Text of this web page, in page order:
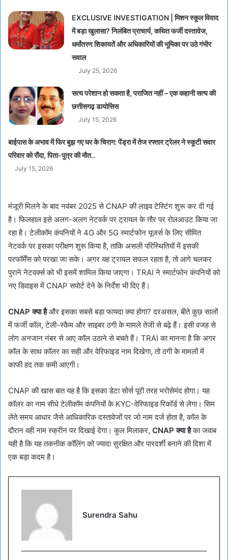
EXCLUSIVE INVESTIGATION | मिशन स्कूल विवाद
में बड़ा खुलासा? निलंबित प्राचार्य, कथित फर्जी दस्तावेज,
धर्मांतरण शिकायतें और अधिकारियों की भूमिका पर उठे गंभीर
सवाल
July 25, 2026
सत्य परेशान हो सकता है, पराजित नहीं – एक कहानी सत्य की
छत्तीसगढ़ डायोसिस
July 15, 2026
बाईपास के अभाव में फिर बुझ गए घर के चिराग: पेंड्रा में तेज रफ्तार ट्रेलर ने स्कूटी सवार
परिवार को रौंदा, पिता-पुत्र की मौत..
July 15, 2026
मंजूरी मिलने के बाद नवंबर 2025 से CNAP की लाइव टेस्टिंग शुरू कर दी गई
है। फिलहाल इसे अलग-अलग नेटवर्क पर ट्रायल के तौर पर रोलआउट किया जा
रहा है। टेलीकॉम कंपनियों ने 4G और 5G स्मार्टफोन यूजर्स के लिए सीमित
नेटवर्क पर इसका परीक्षण शुरू किया है, ताकि असली परिस्थितियों में इसकी
परफॉर्मेंस को परखा जा सके। अगर यह ट्रायल सफल रहता है, तो आगे चलकर
पुराने नेटवर्क्स को भी इसमें शामिल किया जाएगा। TRAI ने स्मार्टफोन कंपनियों को
नए डिवाइस में CNAP सपोर्ट देने के निर्देश भी दिए हैं।
CNAP क्या हैऔर इसका सबसे बड़ा फायदा क्या होगा? दरअसल, बीते कुछ सालों
में फर्जी कॉल, टेली-स्कैम और साइबर ठगी के मामले तेजी से बढ़े हैं। इसी वजह से
लोग अनजान नंबर से आए कॉल उठाने से बचते हैं। TRAI का मानना है कि अगर
कॉल के साथ कॉलर का सही और वेरिफाइड नाम दिखेगा, तो ठगी के मामलों में
काफी हद तक कमी आएगी।
CNAP की खास बात यह है कि इसका डेटा सोर्स पूरी तरह भरोसेमंद होगा। यह
कॉलर का नाम सीधे टेलीकॉम कंपनियों के KYC-वेरिफाइड रिकॉर्ड से लेगा। सिम
लेते समय आधार जैसे आधिकारिक दस्तावेजों पर जो नाम दर्ज होता है, कॉल के
दौरान वही नाम स्क्रीन पर दिखाई देगा। कुल मिलाकर, CNAP क्या हैका जवाब
यही है कि यह तकनीक कॉलिंग को ज्यादा सुरक्षित और पारदर्शी बनाने की दिशा में
एक बड़ा कदम है।
Surendra Sahu